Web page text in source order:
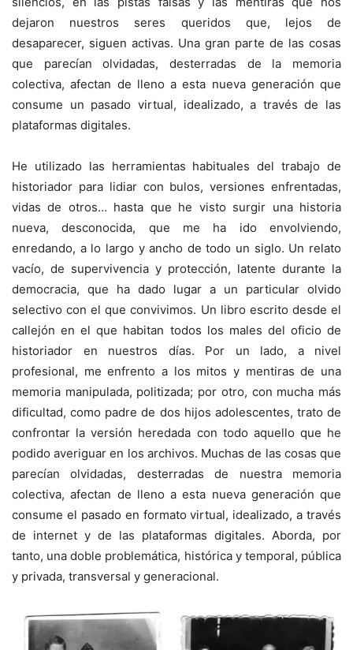
dejaron nuestros seres queridos que, lejos de
desaparecer, siguen activas. Una gran parte de las cosas
que parecían olvidadas, desterradas de la memoria
colectiva, afectan de lleno a esta nueva generación que
consume un pasado virtual, idealizado, a través de las
plataformas digitales.
He utilizado las herramientas habituales del trabajo de
historiador para lidiar con bulos, versiones enfrentadas,
vidas de otros… hasta que he visto surgir una historia
nueva, desconocida, que me ha ido envolviendo,
enredando, a lo largo y ancho de todo un siglo. Un relato
vacío, de supervivencia y protección, latente durante la
democracia, que ha dado lugar a un particular olvido
selectivo con el que convivimos. Un libro escrito desde el
callejón en el que habitan todos los males del oficio de
historiador en nuestros días. Por un lado, a nivel
profesional, me enfrento a los mitos y mentiras de una
memoria manipulada, politizada; por otro, con mucha más
dificultad, como padre de dos hijos adolescentes, trato de
confrontar la versión heredada con todo aquello que he
podido averiguar en los archivos. Muchas de las cosas que
parecían olvidadas, desterradas de nuestra memoria
colectiva, afectan de lleno a esta nueva generación que
consume el pasado en formato virtual, idealizado, a través
de internet y de las plataformas digitales. Aborda, por
tanto, una doble problemática, histórica y temporal, pública
y privada, transversal y generacional.